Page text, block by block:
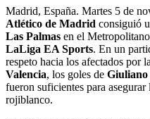
Madrid, España. Martes 5 de
Atlético de Madrid consiguió
Las Palmas en el
LaLiga EA Sports. En un
respeto hacia los afectados por
Valencia, los goles de Giuliano
fueron suficientes para
rojiblanco.